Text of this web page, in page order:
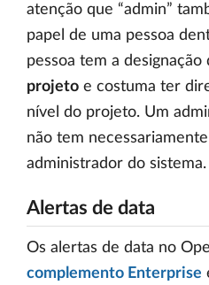
atenção que “admin”
papel de uma pessoa
pessoa tem a designação
projeto e costuma ter
nível do projeto. Um
não tem
administrador do sistema.
Alertas de data
Os alertas de data no
complemento Enterprise